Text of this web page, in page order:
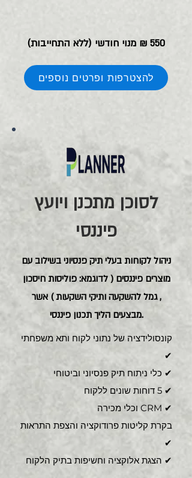
550 ₪ מנוי חודשי (ללא התחייבות)
להצטרפות ופרטים נוספים
לסוכן מתכנן ויועץ
פיננסי
ניהול לקוחות בעלי תיק פנסיוני בשילוב עם
מוצרים פיננסים ( לדוגמא: פוליסות חיסכון
, גמל להשקעה ותיקי השקעות ) אשר
מבצעים הליך תכנון פיננסי.
קונסולידציה של נתוני לקוח ותא משפחתי
✔
כלי ניתוח תיק פנסיוני וביטוחי ✔
✔ 5 דוחות שונים ללקוח
✔ CRM וכלי מכירה
בקרת קליטות פרודוקציה והצפת התראות
✔
הצגת אלוקציה וחשיפות בתיק הלקוח ✔